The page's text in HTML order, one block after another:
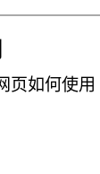
页如何使